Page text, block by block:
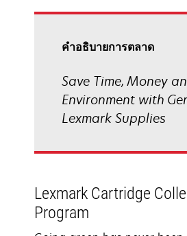
คําอธิบายการตลาด
Save Time, Money
Environment with
Lexmark Supplies
Lexmark Cartridge
Program